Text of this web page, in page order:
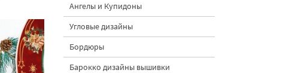
Ангелы и Купидоны
Угловые дизайны
Бордюры
Барокко дизайны вышивки